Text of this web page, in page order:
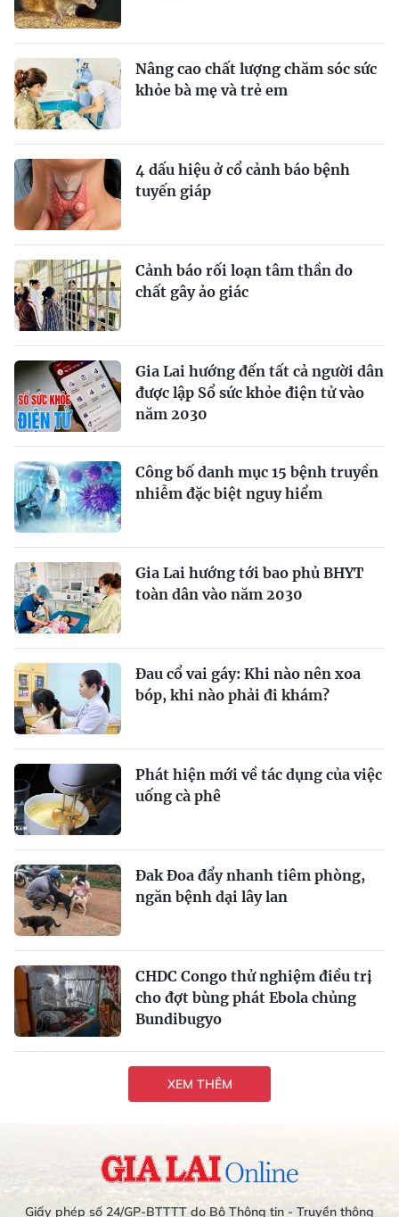
Nâng cao chất lượng chăm sóc sức
khỏe bà mẹ và trẻ em
4 dấu hiệu ở cổ cảnh báo bệnh
tuyến giáp
Cảnh báo rối loạn tâm thần do
chất gây ảo giác
Gia Lai hướng đến tất cả người dân
được lập Sổ sức khỏe điện tử vào
năm 2030
Công bố danh mục 15 bệnh truyền
nhiễm đặc biệt nguy hiểm
Gia Lai hướng tới bao phủ BHYT
toàn dân vào năm 2030
Đau cổ vai gáy: Khi nào nên xoa
bóp, khi nào phải đi khám?
Phát hiện mới về tác dụng của việc
uống cà phê
Đak Đoa đẩy nhanh tiêm phòng,
ngăn bệnh dại lây lan
CHDC Congo thử nghiệm điều trị
cho đợt bùng phát Ebola chủng
Bundibugyo
XEM THÊM
Giấy phép số 24/GP-BTTTT do Bộ Thông tin - Truyền thông